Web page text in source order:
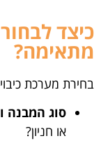
כיצד
מתאימה?
בחירת מערכת
סוג המבנה
או חניון?